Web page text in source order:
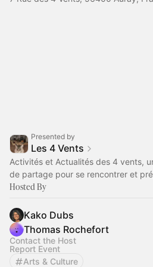
Presented by
Les 4 Vents
Activités et Actualités des 4 vents,
de partage pour se rencontrer et
Hosted By
Kako Dubs
Thomas Rochefort
Contact the Host
Report Event
Arts & Culture